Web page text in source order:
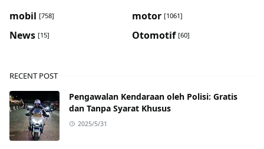
mobil [758] motor [1061]
News [15] Otomotif [60]
RECENT POST
Pengawalan Kendaraan oleh Polisi: Gratis
dan Tanpa Syarat Khusus
2025/5/31